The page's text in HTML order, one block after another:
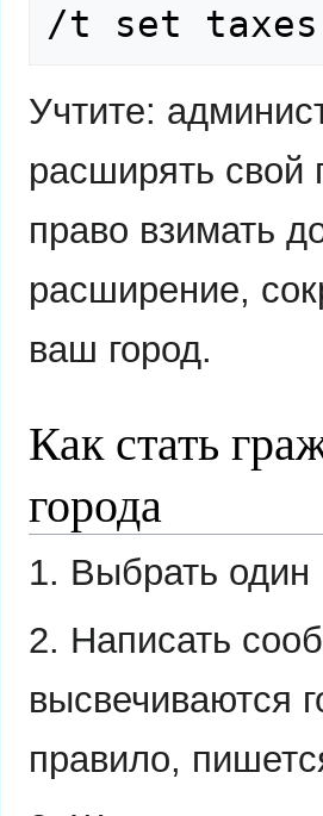
/t set taxes
Учтите:
расширять свой
право взимать
расширение,
ваш город.
Как стать
города
1. Выбрать один
2. Написать
высвечиваются
правило,